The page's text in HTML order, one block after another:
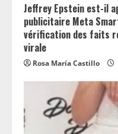
Jeffrey Epstein est-il
publicitaire Meta
vérification des faits
virale
Rosa María Castillo